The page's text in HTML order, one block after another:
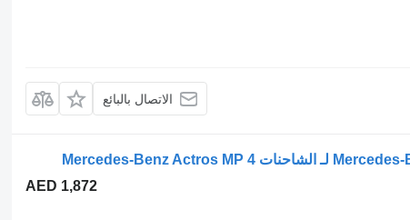
الاتصال بالبائع
AED 1,872